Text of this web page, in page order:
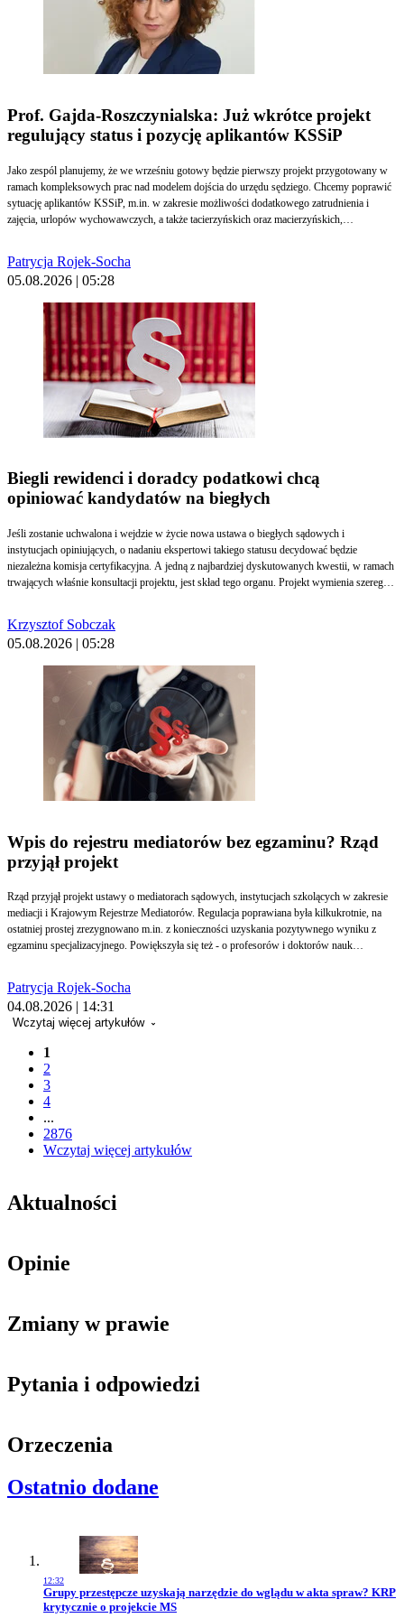
Prof. Gajda-Roszczynialska: Już wkrótce projekt
regulujący status i pozycję aplikantów KSSiP
Jako zespól planujemy, że we wrześniu gotowy będzie pierwszy projekt przygotowany w
ramach kompleksowych prac nad modelem dojścia do urzędu sędziego. Chcemy poprawić
sytuację aplikantów KSSiP, m.in. w zakresie możliwości dodatkowego zatrudnienia i
zajęcia, urlopów wychowawczych, a także tacierzyńskich oraz macierzyńskich,
Problemowego do spraw zreformowania zasad dostępu do urzędu sędziego.
Patrycja Rojek-Socha
05.08.2026 | 05:28
Biegli rewidenci i doradcy podatkowi chcą
opiniować kandydatów na biegłych
Jeśli zostanie uchwalona i wejdzie w życie nowa ustawa o biegłych sądowych i
instytucjach opiniujących, o nadaniu ekspertowi takiego statusu decydować będzie
niezależna komisja certyfikacyjna. A jedną z najbardziej dyskutowanych kwestii, w ramach
trwających właśnie konsultacji projektu, jest skład tego organu. Projekt wymienia szereg
Krzysztof Sobczak
05.08.2026 | 05:28
Wpis do rejestru mediatorów bez egzaminu? Rząd
przyjął projekt
Rząd przyjął projekt ustawy o mediatorach sądowych, instytucjach szkolących w zakresie
mediacji i Krajowym Rejestrze Mediatorów. Regulacja poprawiana była kilkukrotnie, na
ostatniej prostej zrezygnowano m.in. z konieczności uzyskania pozytywnego wyniku z
egzaminu specjalizacyjnego. Powiększyła się też - o profesorów i doktorów nauk
miałaby mu doradzać. Przepisy mają obowiązywać od 1 września 2027 r.
Patrycja Rojek-Socha
04.08.2026 | 14:31
Wczytaj więcej artykułów
1
2
3
4
...
2876
Wczytaj więcej artykułów
Aktualności
Opinie
Zmiany w prawie
Pytania i odpowiedzi
Orzeczenia
Ostatnio dodane
12:32
Przejdź do artykułu:
Grupy przestępcze uzyskają narzędzie do wglądu w akta spraw? KRP
krytycznie o projekcie MS